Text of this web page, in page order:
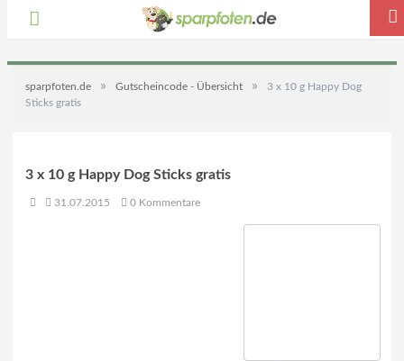
sparpfoten.de » Gutscheincode - Übersicht »
3 x 10 g Happy Dog
Sticks gratis
3 x 10 g Happy Dog Sticks gratis
31.07.2015 0 Kommentare